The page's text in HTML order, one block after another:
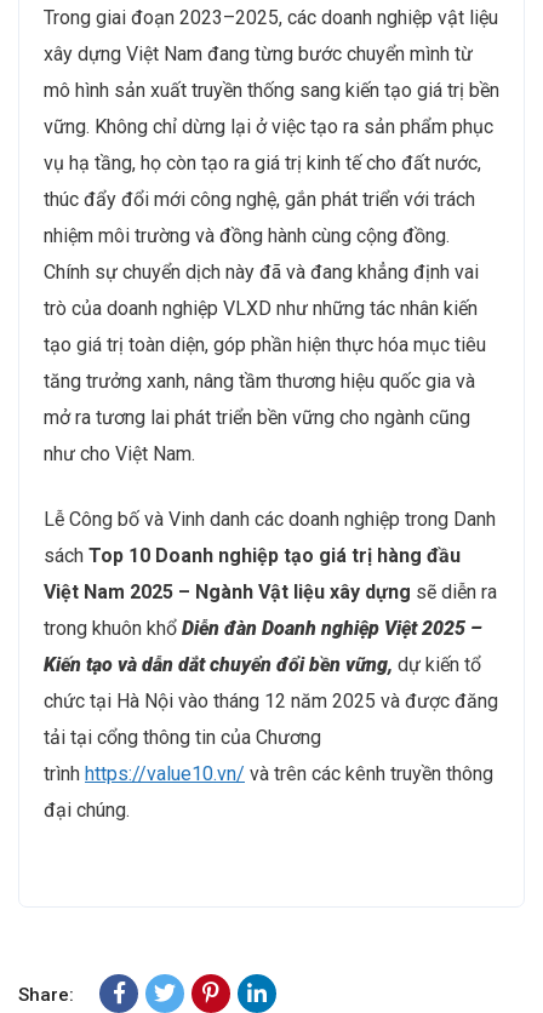
Trong giai đoạn 2023–2025, các doanh nghiệp vật liệu
xây dựng Việt Nam đang từng bước chuyển mình từ
mô hình sản xuất truyền thống sang kiến tạo giá trị bền
vững. Không chỉ dừng lại ở việc tạo ra sản phẩm phục
vụ hạ tầng, họ còn tạo ra giá trị kinh tế cho đất nước,
thúc đẩy đổi mới công nghệ, gắn phát triển với trách
nhiệm môi trường và đồng hành cùng cộng đồng.
Chính sự chuyển dịch này đã và đang khẳng định vai
trò của doanh nghiệp VLXD như những tác nhân kiến
tạo giá trị toàn diện, góp phần hiện thực hóa mục tiêu
tăng trưởng xanh, nâng tầm thương hiệu quốc gia và
mở ra tương lai phát triển bền vững cho ngành cũng
như cho Việt Nam.
Lễ Công bố và Vinh danh các doanh nghiệp trong Danh
sách Top 10 Doanh nghiệp tạo giá trị hàng đầu
Việt Nam 2025 – Ngành Vật liệu xây dựng sẽ diễn ra
trong khuôn khổ Diễn đàn Doanh nghiệp Việt 2025 –
Kiến tạo và dẫn dắt chuyển đổi bền vững, dự kiến tổ
chức tại Hà Nội vào tháng 12 năm 2025 và được đăng
tải tại cổng thông tin của Chương
trình https://value10.vn/ và trên các kênh truyền thông
đại chúng.
Share: